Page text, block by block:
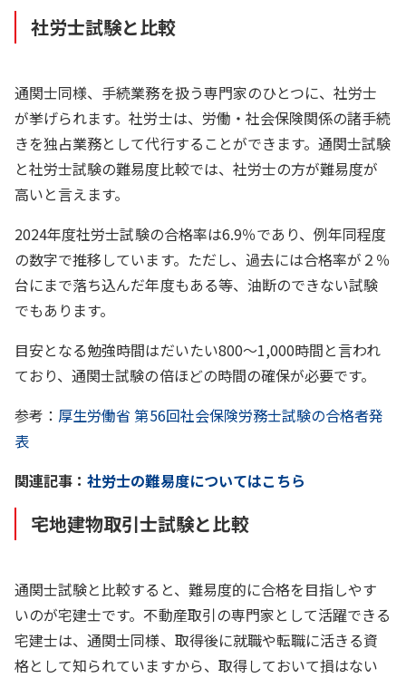
社労士試験と比較
通関士同様、手続業務を扱う専門家のひとつに、社労士
が挙げられます。社労士は、労働・社会保険関係の諸手続
きを独占業務として代行することができます。通関士試験
と社労士試験の難易度比較では、社労士の方が難易度が
高いと言えます。
2024年度社労士試験の合格率は6.9％であり、例年同程度
の数字で推移しています。ただし、過去には合格率が２％
台にまで落ち込んだ年度もある等、油断のできない試験
でもあります。
目安となる勉強時間はだいたい800～1,000時間と言われ
ており、通関士試験の倍ほどの時間の確保が必要です。
参考： 厚生労働省 第56回社会保険労務士試験の合格者発
表
関連記事：社労士の難易度についてはこちら
宅地建物取引士試験と比較
通関士試験と比較すると、難易度的に合格を目指しやす
いのが宅建士です。不動産取引の専門家として活躍できる
宅建士は、通関士同様、取得後に就職や転職に活きる資
格として知られていますから、取得しておいて損はない